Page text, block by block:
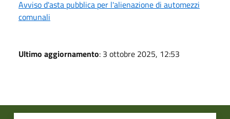
Avviso d'asta pubblica per l'alienazione di automezzi
comunali
Ultimo aggiornamento: 3 ottobre 2025, 12:53